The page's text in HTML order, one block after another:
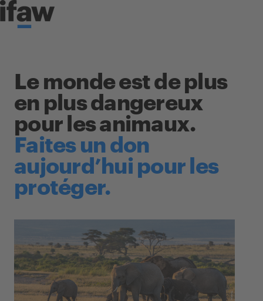
Skip to content
Le monde est de plus
en plus dangereux
pour les animaux.
Faites un don
aujourd’hui pour les
protéger.